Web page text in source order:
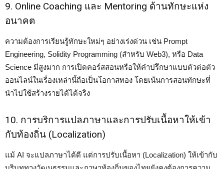
9. Online Coaching และ Mentoring ด้านทักษะแห่ง
อนาคต
ความต้องการเรียนรู้ทักษะใหม่ๆ อย่างเร่งด่วน เช่น Prompt
Engineering, Solidity Programming (สำหรับ Web3), หรือ Data
Science มีสูงมาก การเปิดคอร์สสอนหรือให้คำปรึกษาแบบตัวต่อตัว
ออนไลน์ในเรื่องเหล่านี้ถือเป็นโอกาสทอง โดยเน้นการสอนทักษะที่
นำไปใช้สร้างรายได้ได้จริง
10. การบริการแปลภาษาและการปรับเนื้อหาให้เข้า
กับท้องถิ่น (Localization)
แม้ AI จะแปลภาษาได้ดี แต่การปรับเนื้อหา (Localization) ให้เข้ากับ